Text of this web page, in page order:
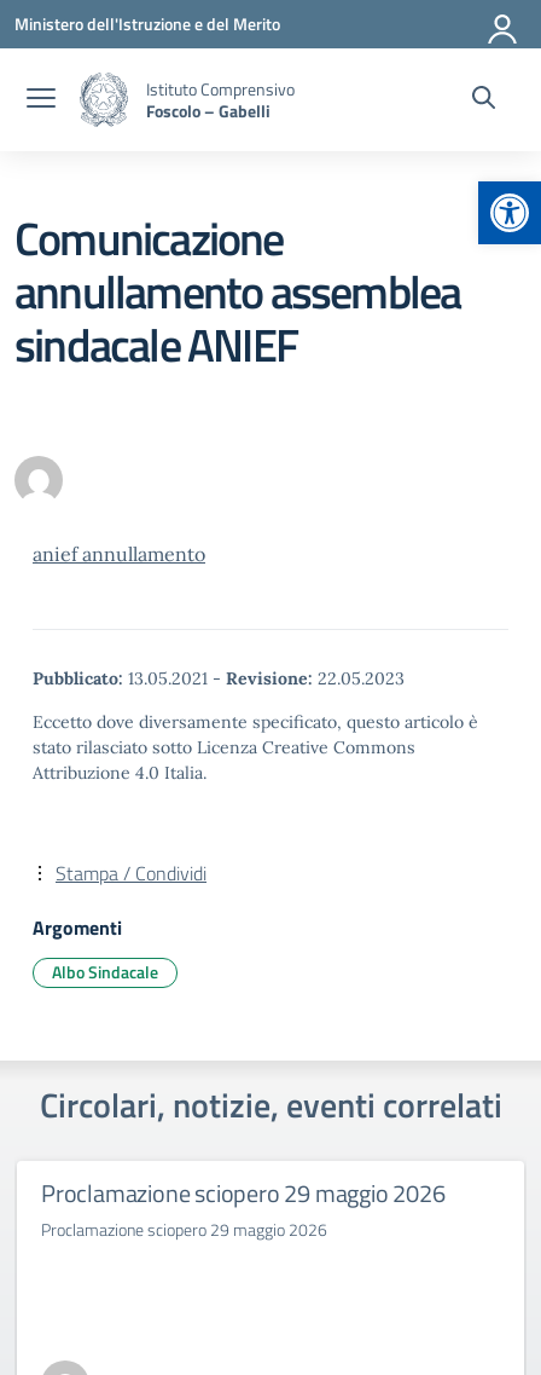
Vai ai contenuti
Vai al menu di navigazione
Vai al footer
Ministero dell'Istruzione e del Merito
Istituto Comprensivo
Foscolo – Gabelli
Comunicazione
annullamento assemblea
sindacale ANIEF
anief annullamento
Pubblicato: 13.05.2021 - Revisione: 22.05.2023
Eccetto dove diversamente specificato, questo articolo è
stato rilasciato sotto Licenza Creative Commons
Attribuzione 4.0 Italia.
Stampa / Condividi
Argomenti
Albo Sindacale
Circolari, notizie, eventi correlati
Proclamazione sciopero 29 maggio 2026
Proclamazione sciopero 29 maggio 2026